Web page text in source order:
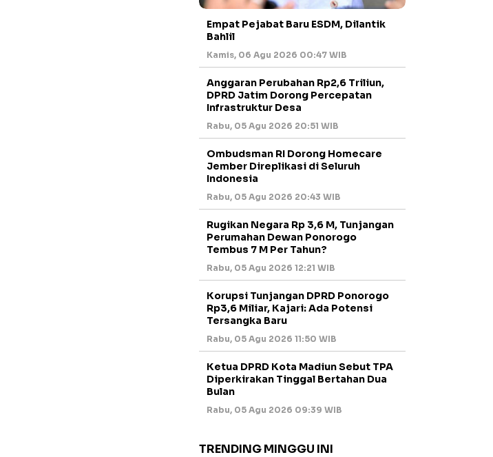
Empat Pejabat Baru ESDM, Dilantik
Bahlil
Kamis, 06 Agu 2026 00:47 WIB
Anggaran Perubahan Rp2,6 Triliun,
DPRD Jatim Dorong Percepatan
Infrastruktur Desa
Rabu, 05 Agu 2026 20:51 WIB
Ombudsman RI Dorong Homecare
Jember Direplikasi di Seluruh
Indonesia
Rabu, 05 Agu 2026 20:43 WIB
Rugikan Negara Rp 3,6 M, Tunjangan
Perumahan Dewan Ponorogo
Tembus 7 M Per Tahun?
Rabu, 05 Agu 2026 12:21 WIB
Korupsi Tunjangan DPRD Ponorogo
Rp3,6 Miliar, Kajari: Ada Potensi
Tersangka Baru
Rabu, 05 Agu 2026 11:50 WIB
Ketua DPRD Kota Madiun Sebut TPA
Diperkirakan Tinggal Bertahan Dua
Bulan
Rabu, 05 Agu 2026 09:39 WIB
TRENDING MINGGU INI